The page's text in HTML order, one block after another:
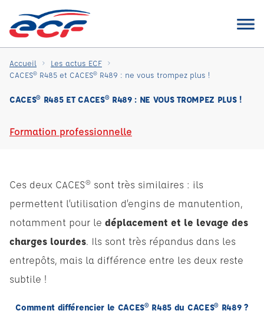
Accueil
Les actus ECF
CACES® R485 et CACES® R489 : ne vous trompez plus !
CACES® R485 ET CACES® R489 : NE VOUS TROMPEZ PLUS !
Formation professionnelle
Ces deux CACES® sont très similaires : ils
permettent l’utilisation d’engins de manutention,
notamment pour le déplacement et le levage des
charges lourdes. Ils sont très répandus dans les
entrepôts, mais la différence entre les deux reste
subtile !
Comment différencier le CACES® R485 du CACES® R489 ?